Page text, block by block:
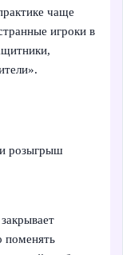
чаще
игроки в
розыгрыш
поменять